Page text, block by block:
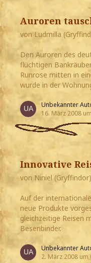
Auroren
von Ludmilla
Den Auroren des
flüchtigen
Runrose mitten in
wurde in der
Unbekannter
16. März 2008
Innovative
von Niniel (Gryffindor)
Auf der
neue Produkte
gleichzeitige Reisen
Besenbinder.
Unbekannter
2. März 2008 um